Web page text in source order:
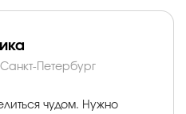
Санкт-Петербург
чудом. Нужно